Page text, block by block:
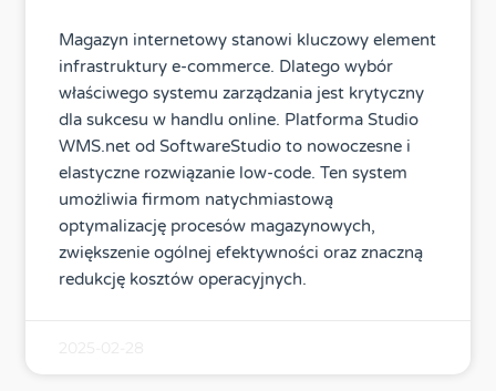
Magazyn internetowy stanowi kluczowy element
infrastruktury e-commerce. Dlatego wybór
właściwego systemu zarządzania jest krytyczny
dla sukcesu w handlu online. Platforma Studio
WMS.net od SoftwareStudio to nowoczesne i
elastyczne rozwiązanie low-code. Ten system
umożliwia firmom natychmiastową
optymalizację procesów magazynowych,
zwiększenie ogólnej efektywności oraz znaczną
redukcję kosztów operacyjnych.